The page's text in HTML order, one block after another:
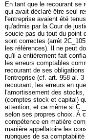
En tant que le recourant se
qui avait déclaré être seul
l'entreprise avaient été
qu'admis par la Cour de
soucie pas du tout du point
sont correctes (arrêt
les références). Il ne peut
qu'il a entièrement fait
les erreurs comptables
recourant de ses
l'entreprise (cf. art. 958 al. 3
recourant, les erreurs en
l'amortissement des
(comptes stock et capital)
attention, et ce même si
selon ses propres choix. À
compétence en matière
manière appellatoire les
rubriques de sa